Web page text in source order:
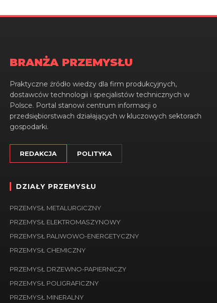
BRANŻA PRZEMYSŁU
Praktyczne źródło wiedzy dla firm produkcyjnych,
dostawców technologii i specjalistów technicznych w
Polsce. Portal stanowi centrum informacji o
przedsiębiorstwach działających w kluczowych sektorach
gospodarki.
REDAKCJA POLITYKA
DZIAŁY PRZEMYSŁU
PRZEMYSŁ METALURGICZNY
PRZEMYSŁ ELEKTROMASZYNOWY
PRZEMYSŁ PALIWOWO-ENERGETYCZNY
PRZEMYSŁ CHEMICZNY
PRZEMYSŁ DRZEWNO-PAPIERNICZY
PRZEMYSŁ POLIGRAFICZNY
PRZEMYSŁ MINERALNY